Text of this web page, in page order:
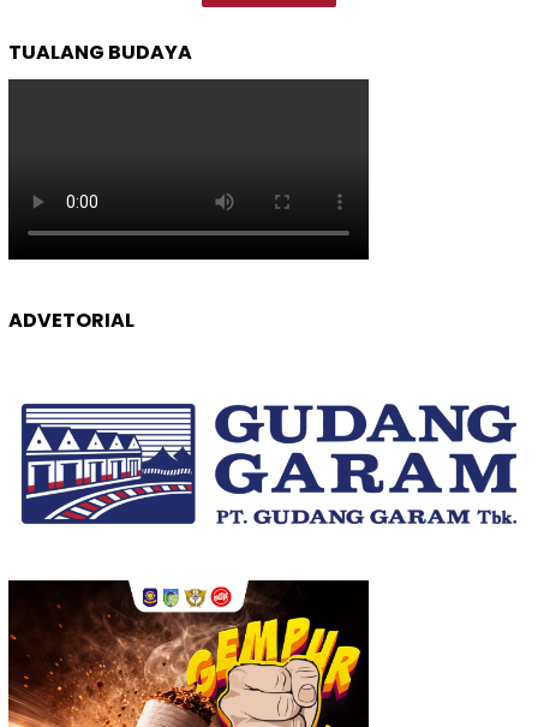
TUALANG BUDAYA
ADVETORIAL